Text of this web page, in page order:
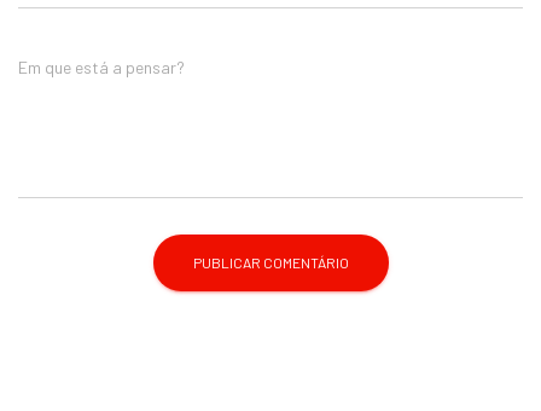
Em que está a pensar?